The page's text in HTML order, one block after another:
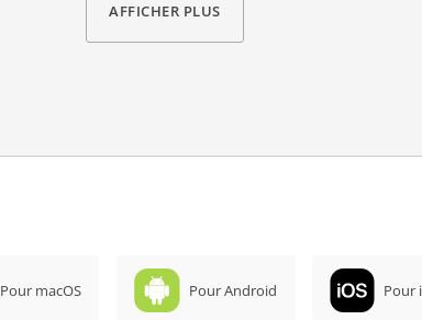
AFFICHER PLUS
Pour macOS Pour Android Pour